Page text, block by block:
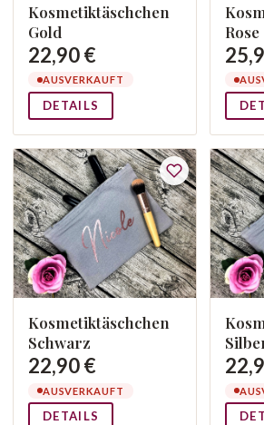
Kosmetiktäschchen
Gold
22,90 €
AUSVERKAUFT
DETAILS
Rose
Kosmetiktäschchen
Schwarz
22,90 €
AUSVERKAUFT
DETAILS